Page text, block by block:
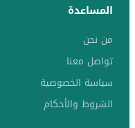
المساعدة
من نحن
تواصل معنا
سياسة الخصوصية
الشروط والأحكام